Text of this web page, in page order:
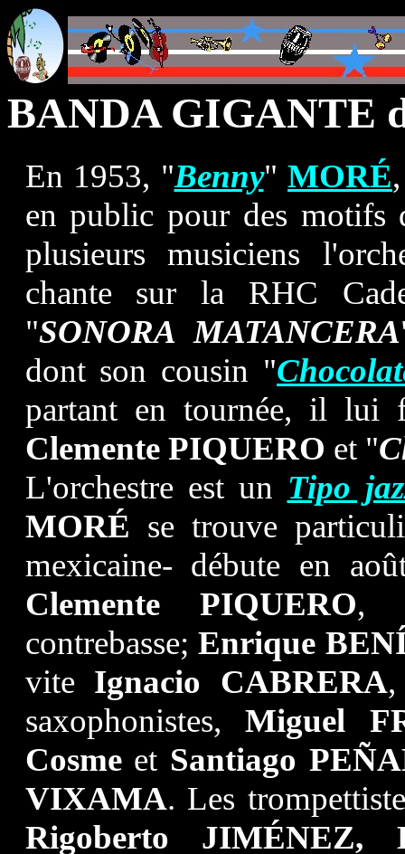
BANDA GIGANTE
En 1953, "Benny" MORÉ
en public pour des motifs
plusieurs musiciens
chante sur la RHC
"SONORA MATANCERA
dont son cousin "
partant en tournée, il lui
Clemente PIQUERO et "
L'orchestre est un Tipo
MORÉ se trouve
mexicaine- débute en
Clemente PIQUERO,
contrebasse; Enrique
viteIgnacio CABRERA,
saxophonistes,Miguel
Cosmeet Santiago
VIXAMA. Les
Rigoberto JIMÉNEZ,